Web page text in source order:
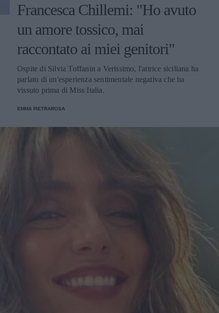
Francesca Chillemi: "Ho avuto
un amore tossico, mai
raccontato ai miei genitori"
Ospite di Silvia Toffanin a Verissimo, l'attrice siciliana ha
parlato di un'esperienza sentimentale negativa che ha
vissuto prima di Miss Italia.
EMMA PIETRAROSA